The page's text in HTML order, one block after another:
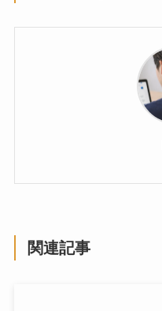
関連記事